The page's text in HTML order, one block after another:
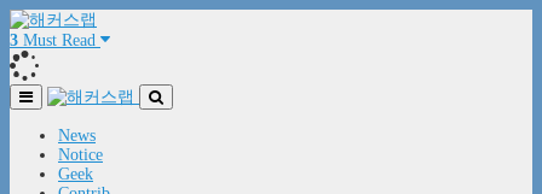
3 Must Read
News
Notice
Geek